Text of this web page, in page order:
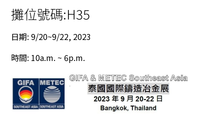
攤位號碼:H35
日期: 9/20~9/22, 2023
時間: 10a.m. ~ 6p.m.